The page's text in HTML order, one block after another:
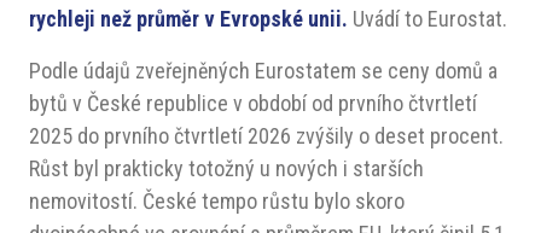
rychleji než průměr v Evropské unii. Uvádí to Eurostat.
Podle údajů zveřejněných Eurostatem se ceny domů a
bytů v České republice v období od prvního čtvrtletí
2025 do prvního čtvrtletí 2026 zvýšily o deset procent.
Růst byl prakticky totožný u nových i starších
nemovitostí. České tempo růstu bylo skoro